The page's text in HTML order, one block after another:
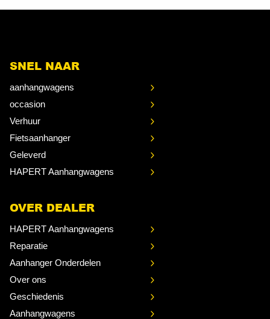
SNEL NAAR
aanhangwagens
occasion
Verhuur
Fietsaanhanger
Geleverd
HAPERT Aanhangwagens
OVER DEALER
HAPERT Aanhangwagens
Reparatie
Aanhanger Onderdelen
Over ons
Geschiedenis
Aanhangwagens